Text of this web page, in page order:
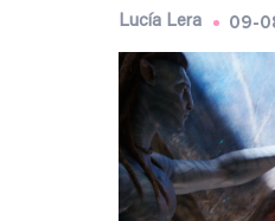
Lucía Lera 09-